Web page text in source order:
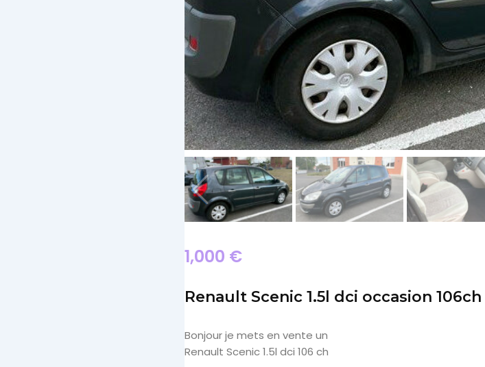
1,000 €
Renault Scenic 1.5l dci occasion 106ch
Bonjour je mets en vente un
Renault Scenic 1.5l dci 106 ch